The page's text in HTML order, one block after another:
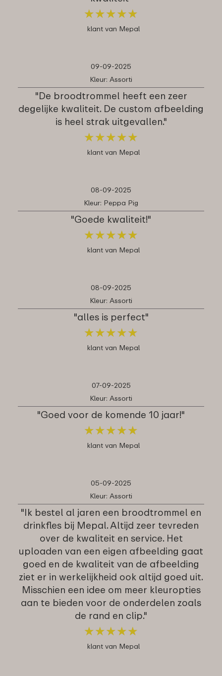
★★★★★
★★★★★
klant van Mepal
09-09-2025
Kleur: Assorti
"De broodtrommel heeft een zeer
degelijke kwaliteit. De custom afbeelding
is heel strak uitgevallen."
★★★★★
★★★★★
klant van Mepal
08-09-2025
Kleur: Peppa Pig
"Goede kwaliteit!"
★★★★★
★★★★★
klant van Mepal
08-09-2025
Kleur: Assorti
"alles is perfect"
★★★★★
★★★★★
klant van Mepal
07-09-2025
Kleur: Assorti
"Goed voor de komende 10 jaar!"
★★★★★
★★★★★
klant van Mepal
05-09-2025
Kleur: Assorti
"Ik bestel al jaren een broodtrommel en
drinkfles bij Mepal. Altijd zeer tevreden
over de kwaliteit en service. Het
uploaden van een eigen afbeelding gaat
goed en de kwaliteit van de afbeelding
ziet er in werkelijkheid ook altijd goed uit.
Misschien een idee om meer kleuropties
aan te bieden voor de onderdelen zoals
de rand en clip."
★★★★★
★★★★★
klant van Mepal